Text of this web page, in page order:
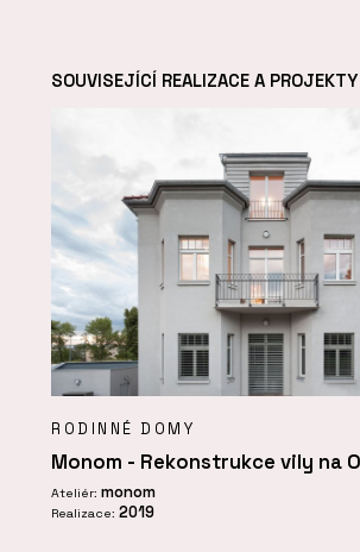
SOUVISEJÍCÍ REALIZACE A PROJEKTY
RODINNÉ DOMY
Monom - Rekonstrukce vily na
Ateliér: monom
Realizace: 2019